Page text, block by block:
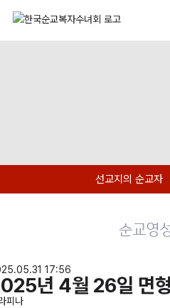
선교지의 순교자
순교영
17:56
년 4월 26일 면
피나